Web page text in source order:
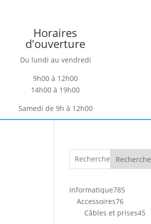
Horaires
d'ouverture
Du lundi au vendredi
9h00 à 12h00
14h00 à 19h00
Samedi de 9h à 12h00
Recherche
Informatique785
Accessoires7676
produits
Câbles et prises45